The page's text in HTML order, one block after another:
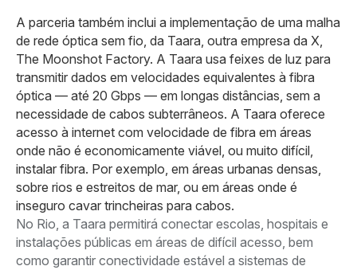
A parceria também inclui a implementação de uma malha
de rede óptica sem fio, da Taara, outra empresa da X,
The Moonshot Factory. A Taara usa feixes de luz para
transmitir dados em velocidades equivalentes à fibra
óptica — até 20 Gbps — em longas distâncias, sem a
necessidade de cabos subterrâneos. A Taara oferece
acesso à internet com velocidade de fibra em áreas
onde não é economicamente viável, ou muito difícil,
instalar fibra. Por exemplo, em áreas urbanas densas,
sobre rios e estreitos de mar, ou em áreas onde é
inseguro cavar trincheiras para cabos.
No Rio, a Taara permitirá conectar escolas, hospitais e
instalações públicas em áreas de difícil acesso, bem
como garantir conectividade estável a sistemas de